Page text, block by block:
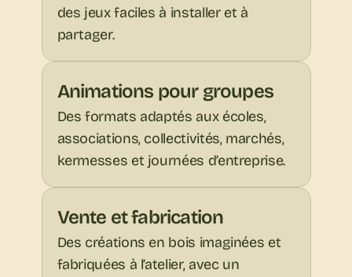
des jeux faciles à installer et à
partager.
Animations pour groupes
Des formats adaptés aux écoles,
associations, collectivités, marchés,
kermesses et journées d’entreprise.
Vente et fabrication
Des créations en bois imaginées et
fabriquées à l’atelier, avec un